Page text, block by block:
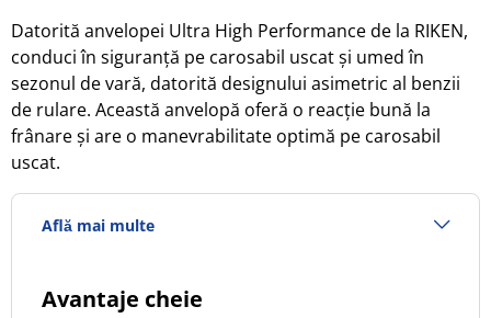
Datorită anvelopei Ultra High Performance de la RIKEN,
conduci în siguranță pe carosabil uscat și umed în
sezonul de vară, datorită designului asimetric al benzii
de rulare. Această anvelopă oferă o reacție bună la
frânare și are o manevrabilitate optimă pe carosabil
uscat.
Află mai multe
Avantaje cheie